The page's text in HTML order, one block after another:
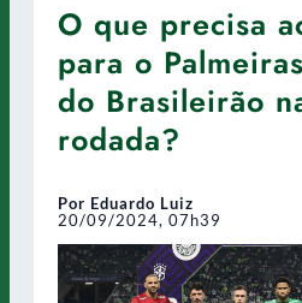
O que precisa
para o
do Brasileirão
rodada?
Por Eduardo Luiz
20/09/2024, 07h39